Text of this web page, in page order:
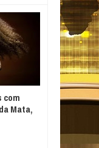
com
Mata,